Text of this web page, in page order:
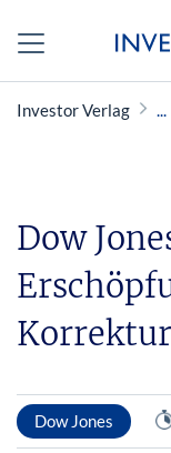
Investor Verlag
Dow
Dow Jones